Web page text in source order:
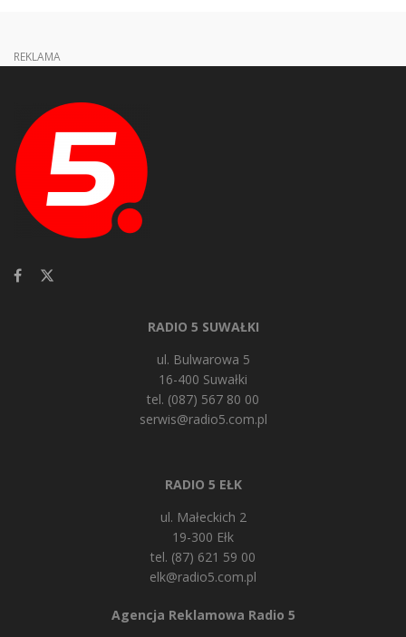
REKLAMA
RADIO 5 SUWAŁKI
ul. Bulwarowa 5
16-400 Suwałki
tel. (087) 567 80 00
serwis@radio5.com.pl
RADIO 5 EŁK
ul. Małeckich 2
19-300 Ełk
tel. (87) 621 59 00
elk@radio5.com.pl
Agencja Reklamowa Radio 5